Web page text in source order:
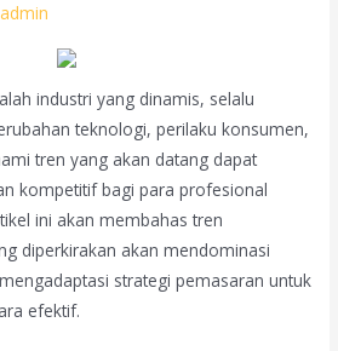
admin
industri yang dinamis, selalu
teknologi, perilaku konsumen,
tren yang akan datang dapat
kompetitif bagi para profesional
ini akan membahas tren
diperkirakan akan mendominasi
strategi pemasaran untuk
efektif.